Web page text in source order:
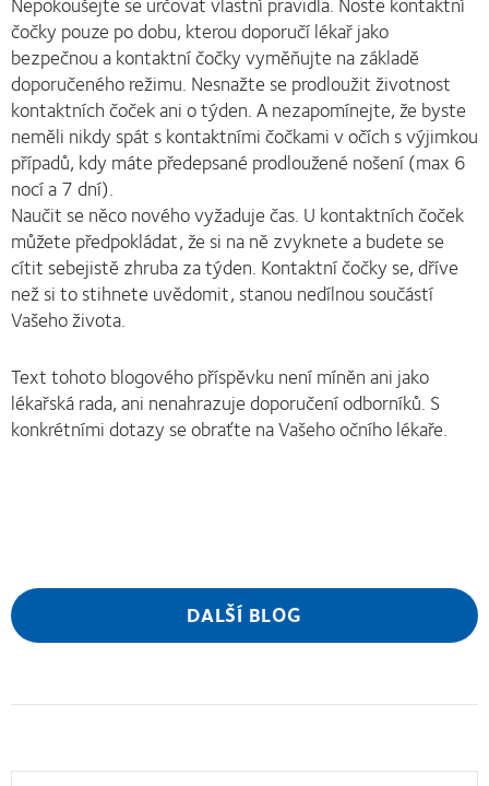
čočky pouze po dobu, kterou doporučí lékař jako
bezpečnou a kontaktní čočky vyměňujte na základě
doporučeného režimu. Nesnažte se prodloužit životnost
kontaktních čoček ani o týden. A nezapomínejte, že byste
neměli nikdy spát s kontaktními čočkami v očích s výjimkou
případů, kdy máte předepsané prodloužené nošení (max 6
nocí a 7 dní).
Naučit se něco nového vyžaduje čas. U kontaktních čoček
můžete předpokládat, že si na ně zvyknete a budete se
cítit sebejistě zhruba za týden. Kontaktní čočky se, dříve
než si to stihnete uvědomit, stanou nedílnou součástí
Vašeho života.
Text tohoto blogového příspěvku není míněn ani jako
lékařská rada, ani nenahrazuje doporučení odborníků. S
konkrétními dotazy se obraťte na Vašeho očního lékaře.
DALŠÍ BLOG